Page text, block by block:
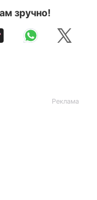
зручно!